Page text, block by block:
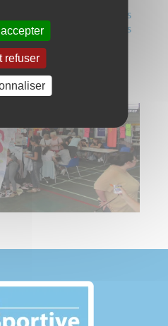
et a tous ces bénévoles
au long de l’année ces
sportives
refuser